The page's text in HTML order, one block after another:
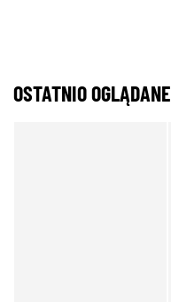
OSTATNIO OGLĄDANE